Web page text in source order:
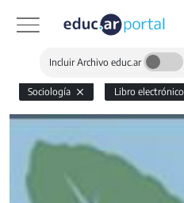
Incluir Archivo educ.ar
Sociología Libro electrónico